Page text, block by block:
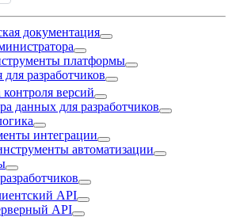
документация
платформы
разработчиков
версий
данных для разработчиков
интеграции
автоматизации
API
API